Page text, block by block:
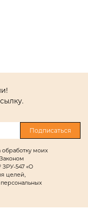
Подписаться
обработку моих
ЗРУ-547 «О
целей,